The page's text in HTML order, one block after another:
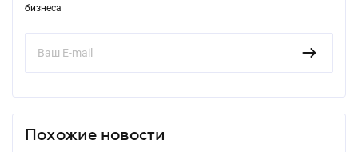
бизнеса
Похожие новости